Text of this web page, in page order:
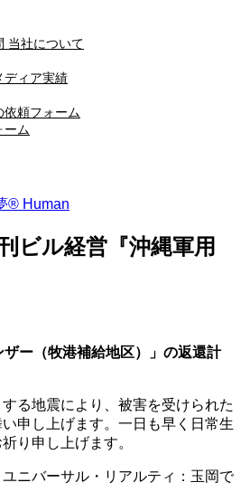
当社について
ディア実績
依頼フォーム
ーム
® Human
ビル経営『沖縄軍用
ー（牧港補給地区）」の返還計
る地震により、被害を受けられた
申し上げます。一日も早く日常生
り申し上げます。
ニバーサル・リアルティ：玉岡で